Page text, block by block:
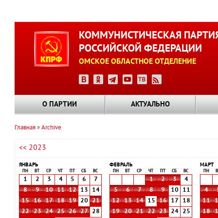
КОММУНИСТИЧЕСКАЯ
РОССИЙСКОЙ ФЕДЕРАЦИИ
ОМСКОЕ ОБЛАСТНОЕ ОТДЕЛЕНИЕ
О ПАРТИИ АКТУАЛЬНО
навигации
Главная Archive
<< 2023
ЯНВАРЬ
ПН ВТ СР ЧТ СБ ВС
1 2 3 4 5 6
7
8
9 10 11 12 13
14
15
16 17 18 19 20
21
22
23 24 25 26 27
28
ФЕВРАЛЬ
ПН ВТ СР ЧТ СБ ВС
1 2 3
4
5
6 7 8 9 10
11
12
13 14 15 16 17
18
19
20 21 22 23 24
25
МАРТ
ПН
4
11
18